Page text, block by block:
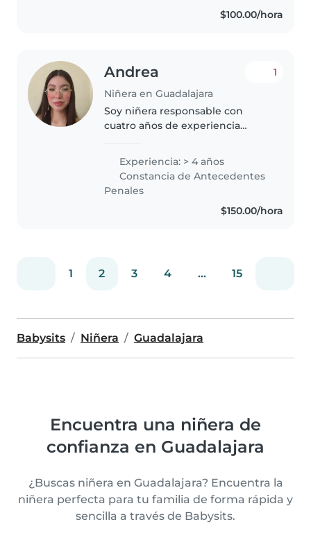
música. Me encanta cocinar..$100.00/hora
Andrea
Niñera en Guadalajara
1
Soy niñera responsable con
cuatro años de experiencia
y preescolares. Disfruto dibujar,
leerles y jugar con ellos. Me
siento cómoda con mascotas. Si..
Experiencia: > 4 años
Constancia de Antecedentes
Penales
$150.00/hora
1 2 3 4 ... 15
Babysits Niñera Guadalajara
Encuentra una niñera de
confianza en Guadalajara
¿Buscas niñera en Guadalajara? Encuentra la
niñera perfecta para tu familia de forma rápida y
sencilla a través de Babysits.